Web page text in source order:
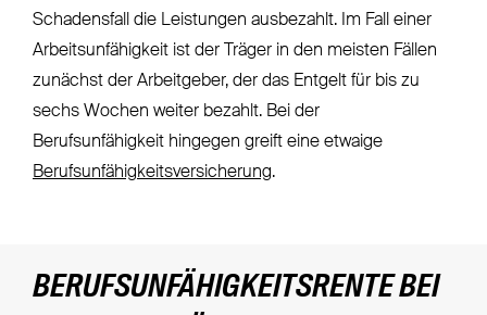
Schadensfall die Leistungen ausbezahlt. Im Fall einer
Arbeitsunfähigkeit ist der Träger in den meisten Fällen
zunächst der Arbeitgeber, der das Entgelt für bis zu
sechs Wochen weiter bezahlt. Bei der
Berufsunfähigkeit hingegen greift eine etwaige
Berufsunfähigkeitsversicherung.
BERUFSUNFÄHIGKEITSRENTE BEI